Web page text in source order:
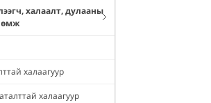
халаалт, дулааны
халаагуур
халаагуур